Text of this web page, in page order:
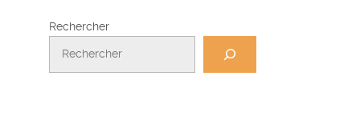
Rechercher